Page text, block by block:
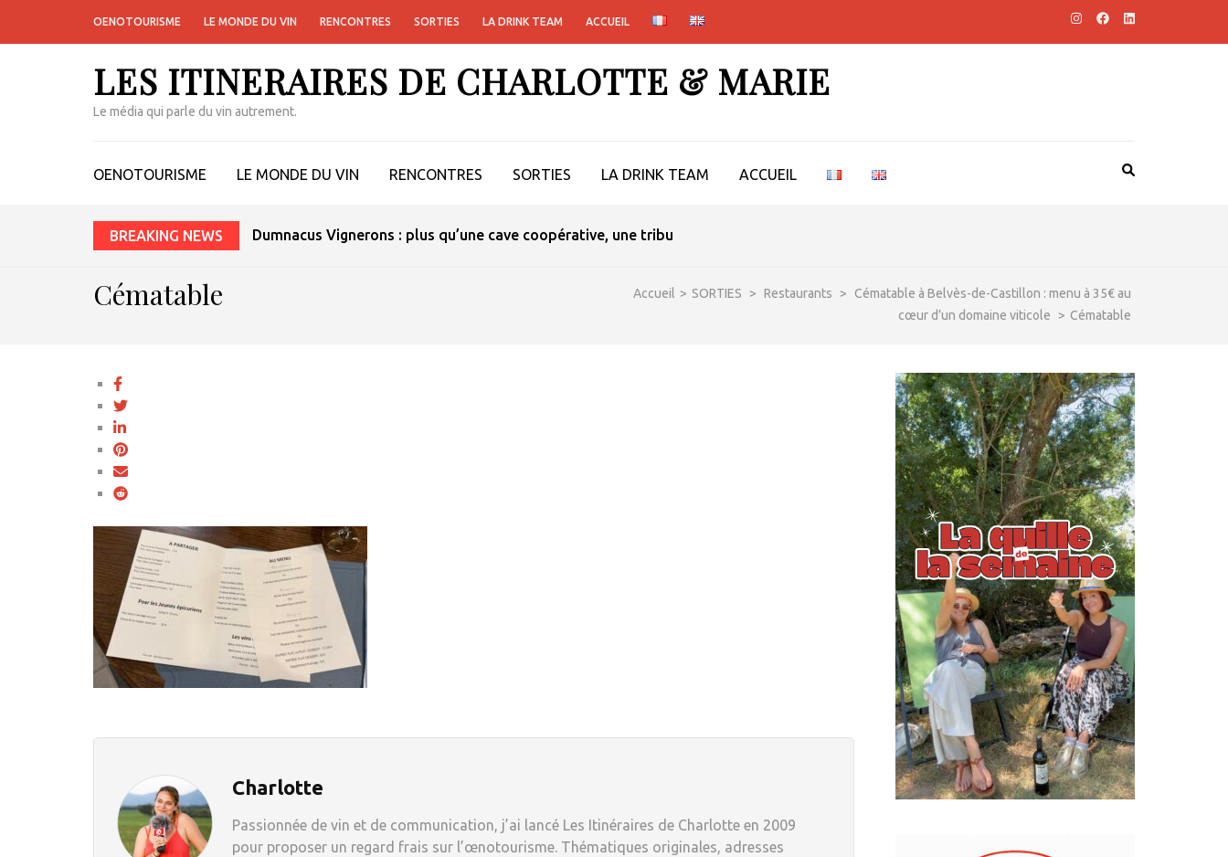
OENOTOURISME LE MONDE DU VIN RENCONTRES SORTIES LA DRINK TEAM ACCUEIL
LES ITINERAIRES DE CHARLOTTE & MARIE
Le média qui parle du vin autrement.
OENOTOURISME LE MONDE DU VIN RENCONTRES SORTIES LA DRINK TEAM ACCUEIL
BREAKING NEWS Dumnacus Vignerons : plus qu’une cave coopérative, une tribu
Accueil > SORTIES > Restaurants > Cématable à Belvès-de-Castillon : menu à 35€ au
cœur d’un domaine viticole
> Cématable
Cématable
Charlotte
Passionnée de vin et de communication, j’ai lancé Les Itinéraires de Charlotte en 2009
pour proposer un regard frais sur l’œnotourisme. Thématiques originales, adresses